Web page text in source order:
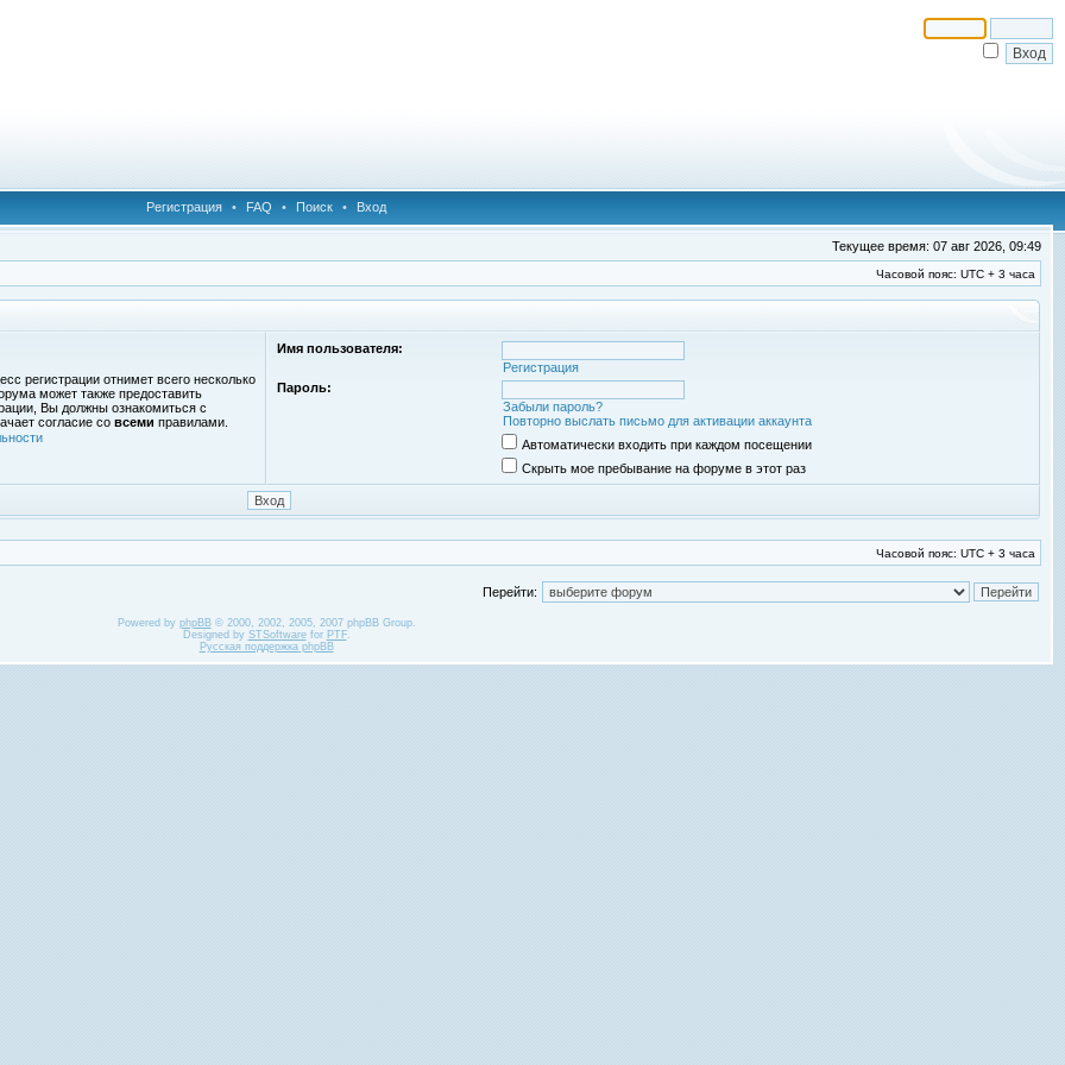
Регистрация • FAQ • Поиск • Вход
Текущее время: 07 авг 2026, 09:49
Часовой пояс: UTC + 3 часа
регистрации отнимет всего несколько
может также предоставить
Вы должны ознакомиться с
согласие со всеми правилами.
Имя пользователя:
Регистрация
Пароль:
Забыли пароль?
Повторно выслать письмо для активации аккаунта
Автоматически входить при каждом посещении
Скрыть мое пребывание на форуме в этот раз
Часовой пояс: UTC + 3 часа
Перейти:
Powered by phpBB© 2000, 2002, 2005, 2007 phpBB Group.
Designed by STSoftwarefor PTF.
Русская поддержка phpBB